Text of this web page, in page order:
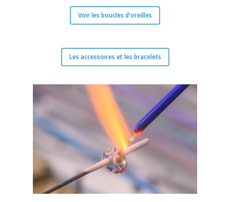
Voir les boucles d'oreilles
Les accessoires et les bracelets